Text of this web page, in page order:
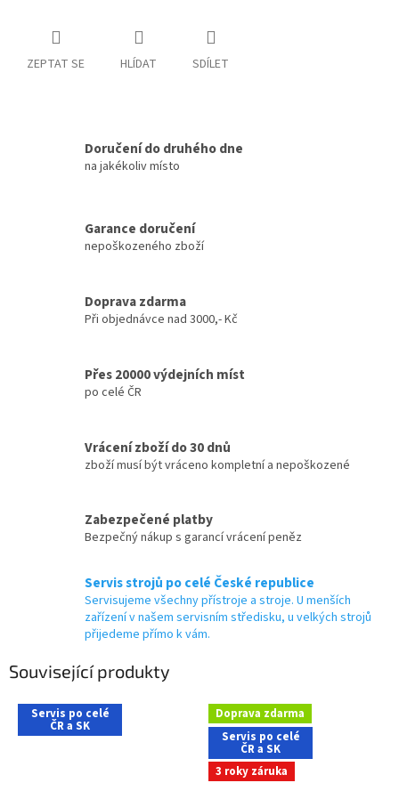
ZEPTAT SE HLÍDAT SDÍLET
Doručení do druhého dne
na jakékoliv místo
Garance doručení
nepoškozeného zboží
Doprava zdarma
Při objednávce nad 3000,- Kč
Přes 20000 výdejních míst
po celé ČR
Vrácení zboží do 30 dnů
zboží musí být vráceno kompletní a nepoškozené
Zabezpečené platby
Bezpečný nákup s garancí vrácení peněz
Servis strojů po celé České republice
Servisujeme všechny přístroje a stroje. U menších
zařízení v našem servisním středisku, u velkých strojů
přijedeme přímo k vám.
Související produkty
Servis po celé
ČR a SK
Doprava zdarma
Servis po celé
ČR a SK
3 roky záruka